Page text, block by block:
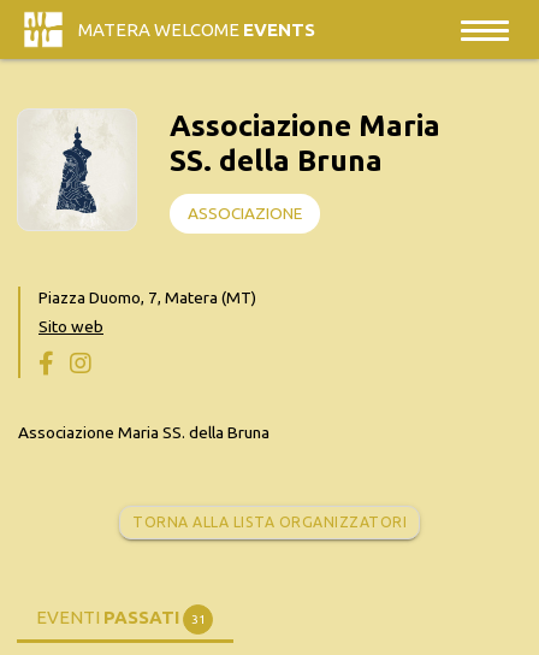
MATERA WELCOME EVENTS
Associazione Maria
SS. della Bruna
ASSOCIAZIONE
Piazza Duomo, 7, Matera (MT)
Sito web
Associazione Maria SS. della Bruna
TORNA ALLA LISTA ORGANIZZATORI
EVENTI PASSATI 31